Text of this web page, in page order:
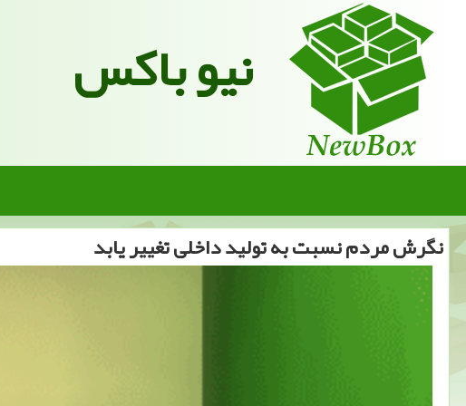
نیو باکس
نگرش مردم نسبت به تولید داخلی تغییر یابد